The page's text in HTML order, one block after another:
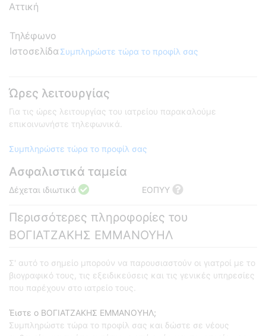
Αττική
Τηλέφωνο
Ιστοσελίδα Συμπληρώστε τώρα το προφίλ σας
Ώρες λειτουργίας
Για τις ώρες λειτουργίας του ιατρείου παρακαλούμε
επικοινωνήστε τηλεφωνικά.
Συμπληρώστε τώρα το προφίλ σας
Ασφαλιστικά ταμεία
Δέχεται ιδιωτικά ΕΟΠΥΥ
Περισσότερες πληροφορίες του
ΒΟΓΙΑΤΖΑΚΗΣ ΕΜΜΑΝΟΥΗΛ
Σ' αυτό το σημείο μπορούν να παρουσιαστούν οι γιατροί με το
βιογραφικό τους, τις εξειδικεύσεις και τις γενικές υπηρεσίες
που παρέχουν στο ιατρείο τους.
Έιστε ο ΒΟΓΙΑΤΖΑΚΗΣ ΕΜΜΑΝΟΥΗΛ;
Συμπληρώστε τώρα το προφίλ σας και δώστε σε νέους